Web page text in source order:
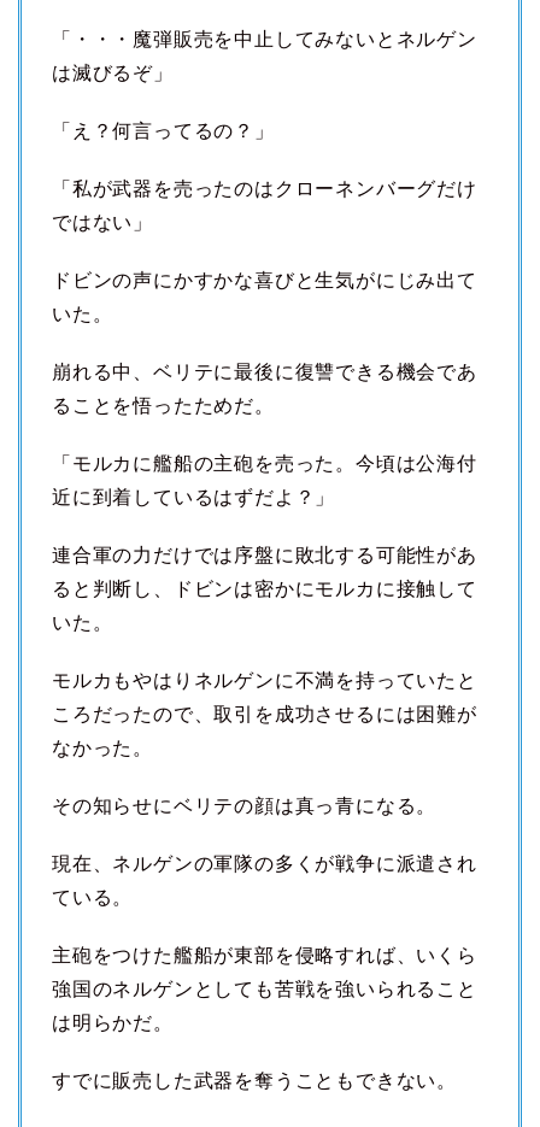
「・・・魔弾販売を中止してみないとネルゲン
は滅びるぞ」
「え？何言ってるの？」
「私が武器を売ったのはクローネンバーグだけ
ではない」
ドビンの声にかすかな喜びと生気がにじみ出て
いた。
崩れる中、ベリテに最後に復讐できる機会であ
ることを悟ったためだ。
「モルカに艦船の主砲を売った。今頃は公海付
近に到着しているはずだよ？」
連合軍の力だけでは序盤に敗北する可能性があ
ると判断し、ドビンは密かにモルカに接触して
いた。
モルカもやはりネルゲンに不満を持っていたと
ころだったので、取引を成功させるには困難が
なかった。
その知らせにベリテの顔は真っ青になる。
現在、ネルゲンの軍隊の多くが戦争に派遣され
ている。
主砲をつけた艦船が東部を侵略すれば、いくら
強国のネルゲンとしても苦戦を強いられること
は明らかだ。
すでに販売した武器を奪うこともできない。